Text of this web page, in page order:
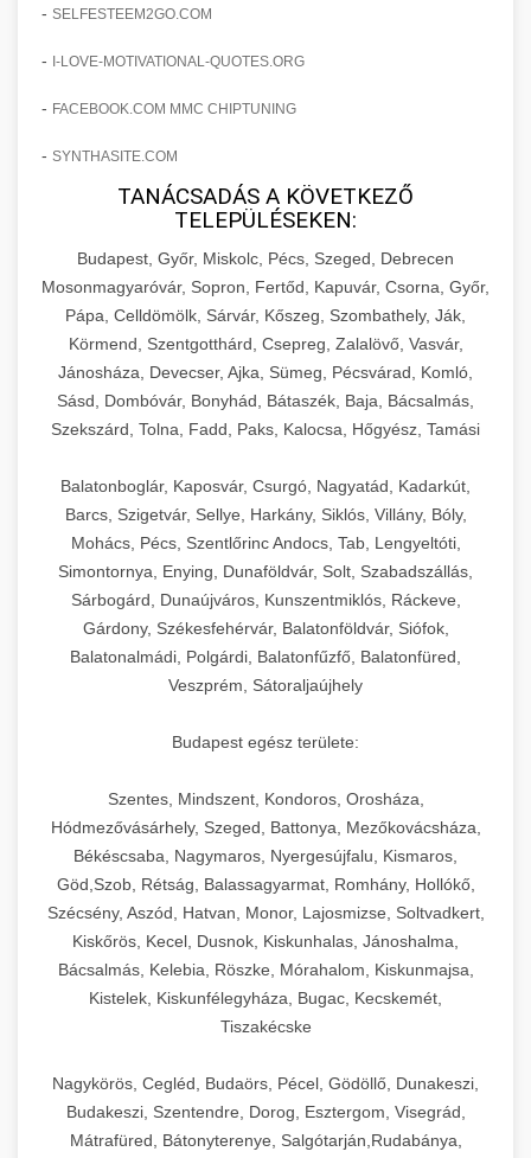
amelyek valós eredményeket hoznak.
szonyegtisztito.net
marketing stratégiai tervrajz
útjáról, bemutatva az utat a küzdő praxistól a
virágzó vállalkozásig 150%-os növekedéssel.
klinika átalakulási történet
Érdeklődés 150%-os Fokozása
Technikák és módszerek a páciensek
érdeklődésének és elkötelezettségének drámai
növeléséhez. Egy 150%-os fellendülési
esettanulmány gyakorlati betekintésekkel.
weboldal-keszites.co
elkötelezettség erősítési módszerek
🎮 19. AI Google Ads és Meta
Kampány Kezelés
Fejlett AI-alapú Google Ads és Meta hirdetési
kampánykezelés. Optimalizálja hirdetési
költségvetését gépi tanulással és
automatizálással.
aikampany.hu AI hirdetési automatizálás
🍞 20. Ipari Dagasztógép +
Professzionális ipari dagasztógépek és
tésztakeverő gépek pékségek és kereskedelmi
konyhák számára. Masszív konstrukció
megbízható teljesítményhez.
chef-iparikonyhagepek.hu
kereskedelmi tésztakeverő
🔪 21. Ipari Szeletelőgép +
Ipari hús- és sajtszeletelő gépek professzionális
élelmiszer-előkészítéshez. Precíziós vágás
állítható vastagság beállítással.
chef-iparikonyhagepek.hu
professzionális élelmiszer szeletelő
📦 22. Vákuumozó Gép +
Kereskedelmi vákuumcsomagoló berendezések
élelmiszerek tartósításához. Hosszabbítsa a
szavatossági időt és tartsa meg a termék
frissességét.
🎁 23. Vákuumfóliázó Gép +
Ipari vákuumfóliázó gépek professzionális
Hatékony lezárási és tartósítási megoldások.
chef-iparikonyhagepek.hu
kereskedelmi csomagoló gép
professzionális konyhák számára. Nagy
kapacitású sütő- és főzőberendezés precíz
hőmérséklet-szabályozással.
chef-iparikonyhagepek.hu
kereskedelmi sütősütő
❄️ 25. Ipari Hűtőszekrény +
Professzionális hűtőegységek és hűtőkamrák
kereskedelmi konyhák számára.
Energiahatékony hűtési megoldások nagy
kapacitással.
chef-iparikonyhagepek.hu
💧 26. Ipari Mosogatógép +
Kereskedelmi mosogatóberendezések nagy
forgalmú éttermi műveletekhez. Gyors tisztítási
ciklusok fertőtlenítési képességekkel.
chef-iparikonyhagepek.hu
🧀 27. Ipari Sajtreszelő Gép +
élelmiszer-előkészítéshez. Különböző reszelési
méretek különböző alkalmazásokhoz.
🍳 28. Nagykonyhai
Berendezések
+
- SELFESTEEM2GO.COM
- I-LOVE-MOTIVATIONAL-QUOTES.ORG
- FACEBOOK.COM MMC CHIPTUNING
- SYNTHASITE.COM
TANÁCSADÁS A KÖVETKEZŐ
TELEPÜLÉSEKEN:
Budapest, Győr, Miskolc, Pécs, Szeged, Debrecen
Mosonmagyaróvár, Sopron, Fertőd, Kapuvár, Csorna, Győr,
Pápa, Celldömölk, Sárvár, Kőszeg, Szombathely, Ják,
Körmend, Szentgotthárd, Csepreg, Zalalövő, Vasvár,
Jánosháza, Devecser, Ajka, Sümeg, Pécsvárad, Komló,
Sásd, Dombóvár, Bonyhád, Bátaszék, Baja, Bácsalmás,
Szekszárd, Tolna, Fadd, Paks, Kalocsa, Hőgyész, Tamási
Balatonboglár, Kaposvár, Csurgó, Nagyatád, Kadarkút,
Barcs, Szigetvár, Sellye, Harkány, Siklós, Villány, Bóly,
Mohács, Pécs, Szentlőrinc Andocs, Tab, Lengyeltóti,
Simontornya, Enying, Dunaföldvár, Solt, Szabadszállás,
Sárbogárd, Dunaújváros, Kunszentmiklós, Ráckeve,
Gárdony, Székesfehérvár, Balatonföldvár, Siófok,
Balatonalmádi, Polgárdi, Balatonfűzfő, Balatonfüred,
Veszprém, Sátoraljaújhely
Budapest egész területe:
Szentes, Mindszent, Kondoros, Orosháza,
Hódmezővásárhely, Szeged, Battonya, Mezőkovácsháza,
Békéscsaba, Nagymaros, Nyergesújfalu, Kismaros,
Göd,Szob, Rétság, Balassagyarmat, Romhány, Hollókő,
Szécsény, Aszód, Hatvan, Monor, Lajosmizse, Soltvadkert,
Kiskőrös, Kecel, Dusnok, Kiskunhalas, Jánoshalma,
Bácsalmás, Kelebia, Röszke, Mórahalom, Kiskunmajsa,
Kistelek, Kiskunfélegyháza, Bugac, Kecskemét,
Tiszakécske
Nagykörös, Cegléd, Budaörs, Pécel, Gödöllő, Dunakeszi,
Budakeszi, Szentendre, Dorog, Esztergom, Visegrád,
Mátrafüred, Bátonyterenye, Salgótarján,Rudabánya,